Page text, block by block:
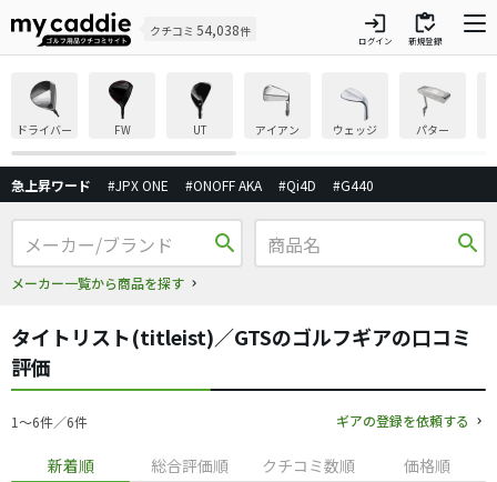
クチコミ 54,038件 login
ログイン
inventory
新規登録
ドライバー FW UT アイアン ウェッジ パター
急上昇ワード #JPX ONE #ONOFF AKA #Qi4D #G440
search
メーカー一覧から商品を探す
search
タイトリスト(titleist)／GTSのゴルフギアの口コミ
評価
1〜6件／6件 ギアの登録を依頼する
新着順 総合評価順 クチコミ数順 価格順